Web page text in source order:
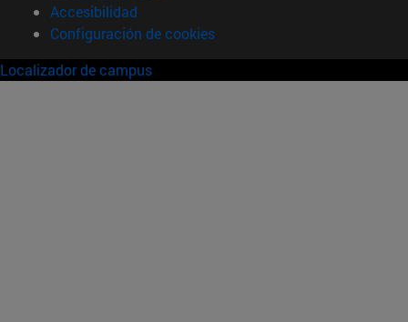
Accesibilidad
Configuración de cookies
Localizador de campus